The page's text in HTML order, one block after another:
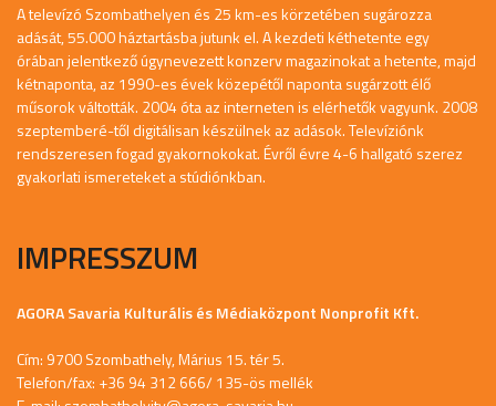
A televízó Szombathelyen és 25 km-es körzetében sugározza
adását, 55.000 háztartásba jutunk el. A kezdeti kéthetente egy
órában jelentkező úgynevezett konzerv magazinokat a hetente, majd
kétnaponta, az 1990-es évek közepétől naponta sugárzott élő
műsorok váltották. 2004 óta az interneten is elérhetők vagyunk. 2008
szeptemberé-től digitálisan készülnek az adások. Televíziónk
rendszeresen fogad gyakornokokat. Évről évre 4-6 hallgató szerez
gyakorlati ismereteket a stúdiónkban.
IMPRESSZUM
AGORA Savaria Kulturális és Médiaközpont Nonprofit Kft.
Cím: 9700 Szombathely, Márius 15. tér 5.
Telefon/fax: +36 94 312 666/ 135-ös mellék